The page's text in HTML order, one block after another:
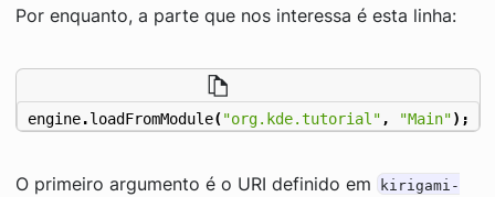
Por enquanto, a parte que nos interessa é esta linha:
engine.loadFromModule("org.kde.tutorial" , "Main");
O primeiro argumento é o URI definido em
kirigami-